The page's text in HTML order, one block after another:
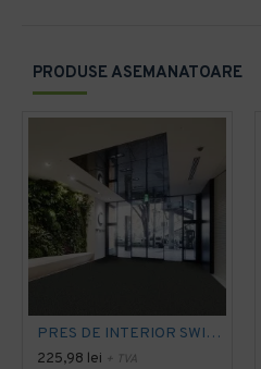
PRODUSE ASEMANATOARE
PRES DE INTERIOR SWISSLON CLASSIC, NOTRAX
225,98 lei + TVA